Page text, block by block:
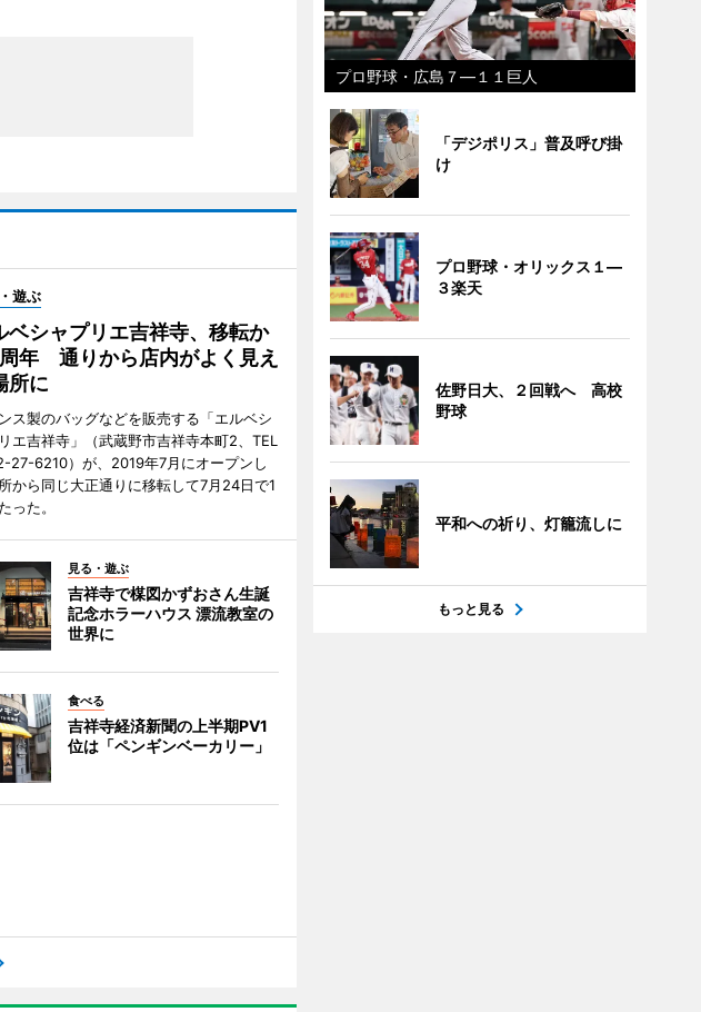
遊ぶ
ベシャプリエ吉祥寺、移転か
年 通りから店内がよく見え
所に
ス製のバッグなどを販売する「エルベシ
エ吉祥寺」（武蔵野市吉祥寺本町2、TEL
27-6210）が、2019年7月にオープンし
から同じ大正通りに移転して7月24日で1
った。
見る・遊ぶ
吉祥寺で楳図かずおさん生誕
記念ホラーハウス 漂流教室の
世界に
食べる
吉祥寺経済新聞の上半期PV1
位は「ペンギンベーカリー」
プロ野球・広島７―１１巨人
「デジポリス」普及呼び掛
け
プロ野球・オリックス１―
３楽天
佐野日大、２回戦へ 高校
野球
平和への祈り、灯籠流しに
もっと見る